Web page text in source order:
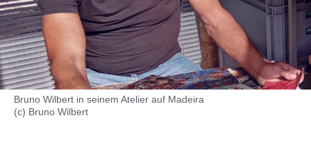
Bruno Wilbert in seinem Atelier auf Madeira
(c) Bruno Wilbert